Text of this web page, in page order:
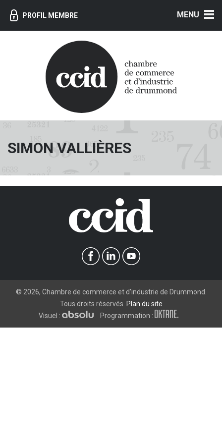
PROFIL MEMBRE
SIMON VALLIÈRES
© 2026, Chambre de commerce et d’industrie de Drummond.
Tous droits réservés. Plan du site
Visuel :
Programmation :
MENU